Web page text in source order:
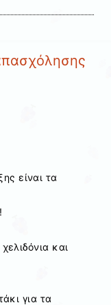
είναι τα
και
για τα